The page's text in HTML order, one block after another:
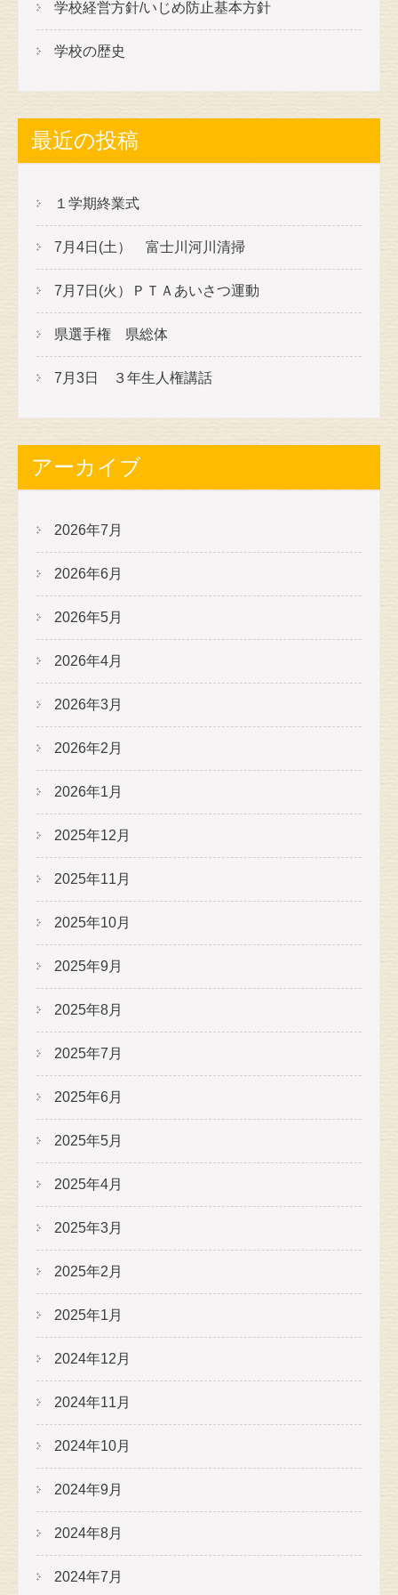
学校経営方針/いじめ防止基本方針
学校の歴史
最近の投稿
１学期終業式
7月4日(土） 富士川河川清掃
7月7日(火）ＰＴＡあいさつ運動
県選手権 県総体
7月3日 ３年生人権講話
アーカイブ
2026年7月
2026年6月
2026年5月
2026年4月
2026年3月
2026年2月
2026年1月
2025年12月
2025年11月
2025年10月
2025年9月
2025年8月
2025年7月
2025年6月
2025年5月
2025年4月
2025年3月
2025年2月
2025年1月
2024年12月
2024年11月
2024年10月
2024年9月
2024年8月
2024年7月